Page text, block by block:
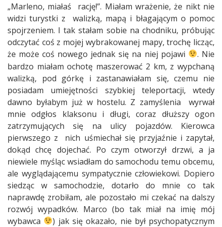
„Marleno, miałaś rację!”. Miałam wrażenie, że nikt nie
widzi turystki z walizką, mapą i błagającym o pomoc
spojrzeniem. I tak stałam sobie na chodniku, próbując
odczytać coś z mojej wybrakowanej mapy, trochę licząc,
że może coś nowego jednak się na niej pojawi
. Nie
bardzo miałam ochotę maszerować 2 km, z wypchaną
walizką, pod górkę i zastanawiałam się, czemu nie
posiadam umiejętności szybkiej teleportacji, wtedy
dawno byłabym już w hostelu. Z zamyślenia wyrwał
mnie odgłos klaksonu i długi, coraz dłuższy ogon
zatrzymujących się na ulicy pojazdów. Kierowca
pierwszego z nich uśmiechał się przyjaźnie i zapytał,
dokąd chcę dojechać. Po czym otworzył drzwi, a ja
niewiele myśląc wsiadłam do samochodu temu obcemu,
ale wyglądającemu sympatycznie człowiekowi. Dopiero
siedząc w samochodzie, dotarło do mnie co tak
naprawdę zrobiłam, ale pozostało mi czekać na dalszy
rozwój wypadków. Marco (bo tak miał na imię mój
wybawca
) jak się okazało, nie był psychopatycznym